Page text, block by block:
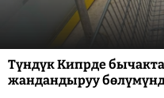
Түндүк Кипрде
жандандыруу